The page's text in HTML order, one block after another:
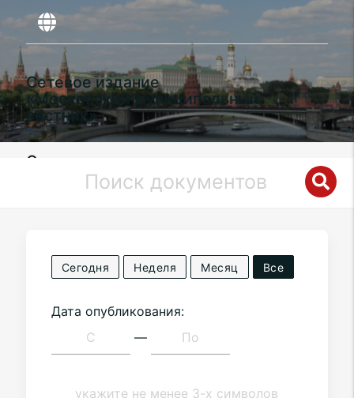
Сетевое издание
«Московский муниципальный
вестник»
Органы местного самоуправления
муниципального округаБогородское
в городе Москве
Сегодня Неделя Месяц Все
Дата опубликования:
—